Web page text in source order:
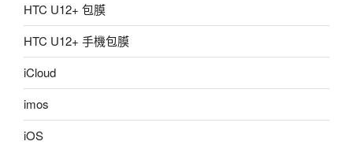
HTC U12+ 包膜
HTC U12+ 手機包膜
iCloud
imos
iOS